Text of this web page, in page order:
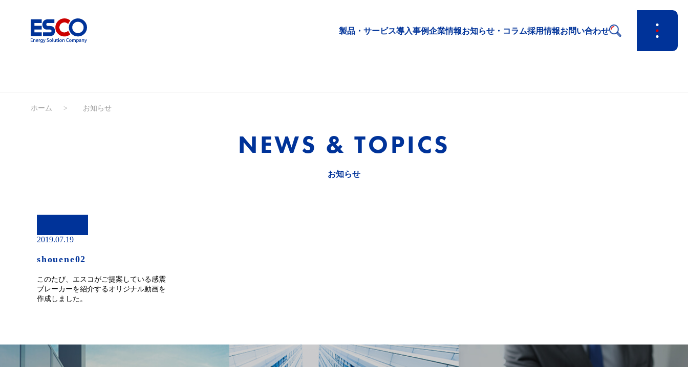
製品・サービス導入事例企業情報お知らせ・コラム採用情報お問い合わせ
ホーム お知らせ
NEWS & TOPICS
お知らせ
2019.07.19
shouene02
このたび、エスコがご提案している感震
ブレーカーを紹介するオリジナル動画を
作成しました。